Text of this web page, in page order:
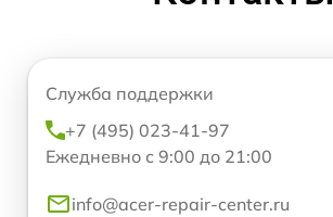
Служба поддержки
+7 (495) 023-41-97
Ежедневно с 9:00 до 21:00
info@acer-repair-center.ru